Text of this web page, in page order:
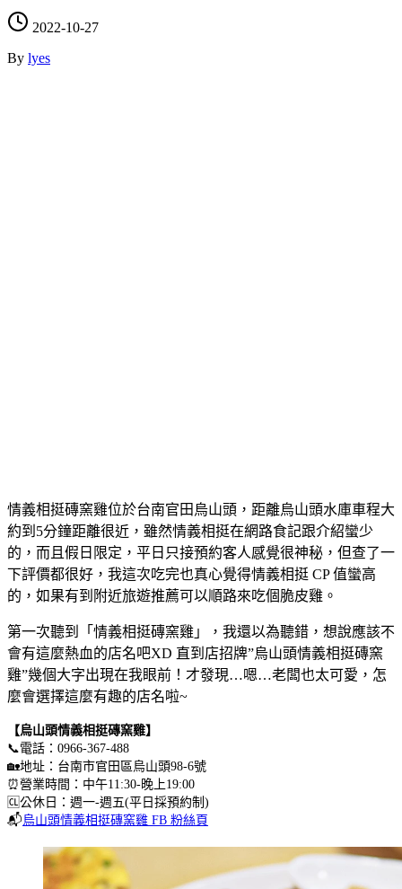
2022-10-27
By lyes
情義相挺磚窯雞位於台南官田烏山頭，距離烏山頭水庫車程大
約到5分鐘距離很近，雖然情義相挺在網路食記跟介紹蠻少
的，而且假日限定，平日只接預約客人感覺很神秘，但查了一
下評價都很好，我這次吃完也真心覺得情義相挺 CP 值蠻高
的，如果有到附近旅遊推薦可以順路來吃個脆皮雞。
第一次聽到「情義相挺磚窯雞」，我還以為聽錯，想說應該不
會有這麼熱血的店名吧XD 直到店招牌”烏山頭情義相挺磚窯
雞”幾個大字出現在我眼前！才發現…嗯…老闆也太可愛，怎
麼會選擇這麼有趣的店名啦~
【烏山頭情義相挺磚窯雞】
📞電話：0966-367-488
🏡地址：台南市官田區烏山頭98-6號
⏰營業時間：中午11:30-晚上19:00
🆑公休日：週一-週五(平日採預約制)
📬烏山頭情義相挺磚窯雞 FB 粉絲頁